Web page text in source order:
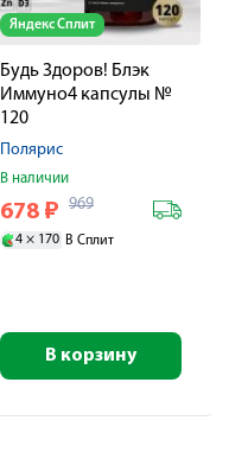
Яндекс Сплит
Будь Здоров! Блэк
Иммуно4 капсулы №
120
Полярис
В наличии
678 ₽ 969
4 × 170 В Сплит
В корзину